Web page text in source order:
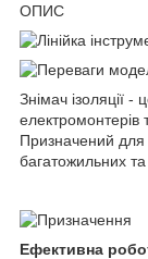
ОПИС
Знімач ізоляції -
електромонтерів
Призначений для
багатожильних
Ефективна